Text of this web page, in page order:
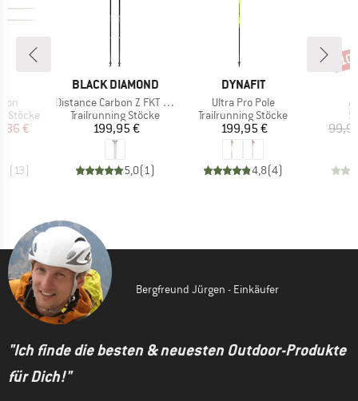
Stöcke
Preis
€
( 13)
MARKE
BLACK DIAMOND
Artikel
Distance Carbon Z FKT Poles
Produktgruppe
Trailrunning Stöcke
Preis
199,95 €
5,0( 1)
MARKE
DYNAFIT
Artikel
Ultra Pro Pole
Produktgruppe
Trailrunning Stöcke
Preis
199,95 €
4,8(4)
Bergfreund Jürgen - Einkäufer
"Ich finde die besten & neuesten Outdoor-Produkte
für Dich!"